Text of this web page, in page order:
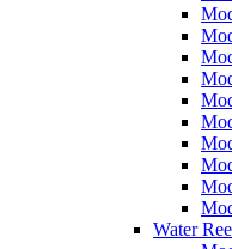
Water